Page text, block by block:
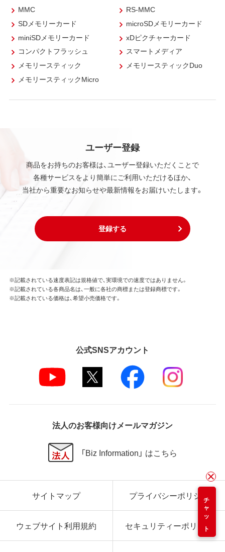
MMC
RS-MMC
SDメモリーカード
microSDメモリーカード
miniSDメモリーカード
xDピクチャーカード
コンパクトフラッシュ
スマートメディア
メモリースティック
メモリースティックDuo
メモリースティックMicro
ユーザー登録
商品をお持ちのお客様は、ユーザー登録いただくことで
各種サービスをより簡単にご利用いただけるほか、
当社から重要なお知らせや最新情報をお届けいたします。
登録する
チャット
※記載されている速度表記は規格値で、実環境での速度ではありません。
※記載されている各商品名は、一般に各社の商標または登録商標です。
※記載されている価格は、希望小売価格です。
公式SNSアカウント
法人のお客様向けメールマガジン
「Biz Information」 はこちら
サイトマップ プライバシーポリシー
ウェブサイト利用規約 セキュリティーポリシー